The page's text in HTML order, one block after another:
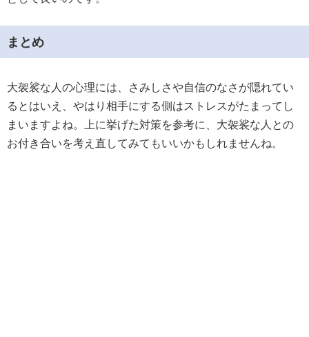
まとめ
大袈裟な人の心理には、さみしさや自信のなさが隠れてい
るとはいえ、やはり相手にする側はストレスがたまってし
まいますよね。上に挙げた対策を参考に、大袈裟な人との
お付き合いを考え直してみてもいいかもしれませんね。